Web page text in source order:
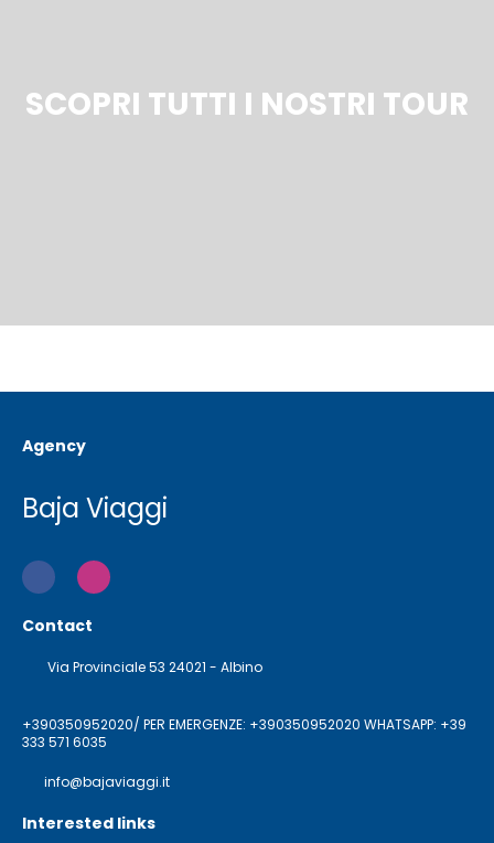
SCOPRI TUTTI I NOSTRI TOUR
Agency
Baja Viaggi
Contact
Via Provinciale 53 24021 - Albino
+390350952020/ PER EMERGENZE: +390350952020 WHATSAPP: +39
333 571 6035
info@bajaviaggi.it
Interested links